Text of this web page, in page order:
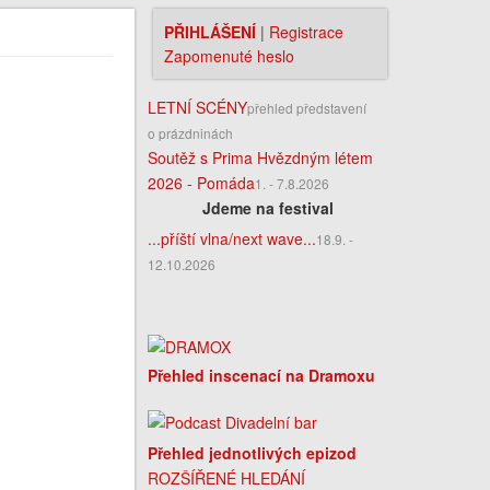
PŘIHLÁŠENÍ| Registrace
Zapomenuté heslo
LETNÍ SCÉNYpřehled představení
o prázdninách
Soutěž s Prima Hvězdným létem
2026 - Pomáda1. - 7.8.2026
Jdeme na festival
...příští vlna/next wave...18.9. -
12.10.2026
Přehled inscenací na Dramoxu
Přehled jednotlivých epizod
ROZŠÍŘENÉ HLEDÁNÍ